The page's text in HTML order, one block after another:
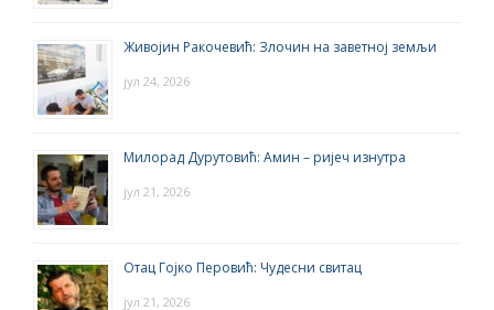
Живојин Ракочевић: Злочин на заветној земљи
јул 24, 2026
Милорад Дурутовић: Амин – ријеч изнутра
јул 21, 2026
Отац Гојко Перовић: Чудесни свитац
јул 21, 2026